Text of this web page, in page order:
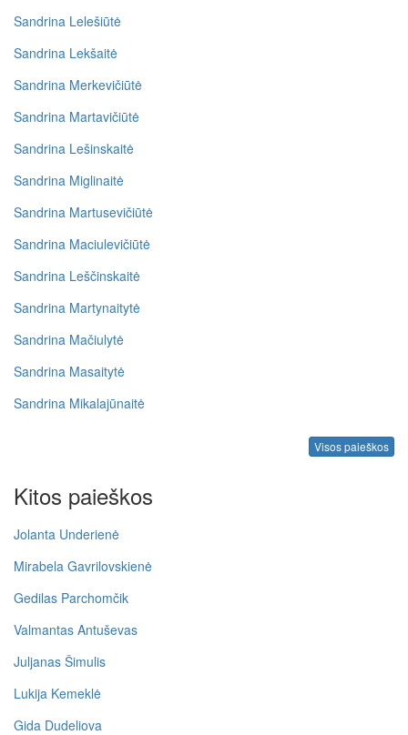
Sandrina Lelešiūtė
Sandrina Lekšaitė
Sandrina Merkevičiūtė
Sandrina Martavičiūtė
Sandrina Lešinskaitė
Sandrina Miglinaitė
Sandrina Martusevičiūtė
Sandrina Maciulevičiūtė
Sandrina Leščinskaitė
Sandrina Martynaitytė
Sandrina Mačiulytė
Sandrina Masaitytė
Sandrina Mikalajūnaitė
Visos paieškos
Kitos paieškos
Jolanta Underienė
Mirabela Gavrilovskienė
Gedilas Parchomčik
Valmantas Antuševas
Juljanas Šimulis
Lukija Kemeklė
Gida Dudeliova